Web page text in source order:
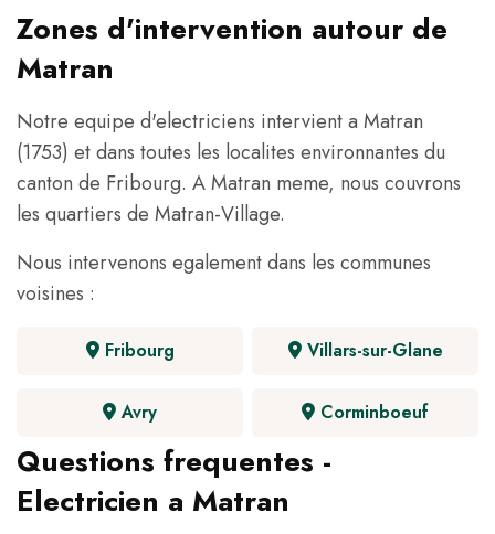
Zones d'intervention autour de
Matran
Notre equipe d'electriciens intervient a Matran
(1753) et dans toutes les localites environnantes du
canton de Fribourg. A Matran meme, nous couvrons
les quartiers de Matran-Village.
Nous intervenons egalement dans les communes
voisines :
Fribourg Villars-sur-Glane
Avry Corminboeuf
Questions frequentes -
Electricien a Matran